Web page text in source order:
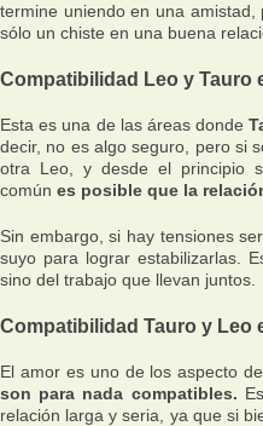
termine uniendo en una
sólo un chiste en una buena
Compatibilidad Leo y Tauro
Esta es una de las áreas donde
decir, no es algo seguro, pero si
otra Leo, y desde el principio
común es posible que la
Sin embargo, si hay tensiones
suyo para lograr estabilizarlas.
sino del trabajo que llevan juntos.
Compatibilidad Tauro y Leo
El amor es uno de los aspecto
son para nada compatibles.
relación larga y seria, ya que si